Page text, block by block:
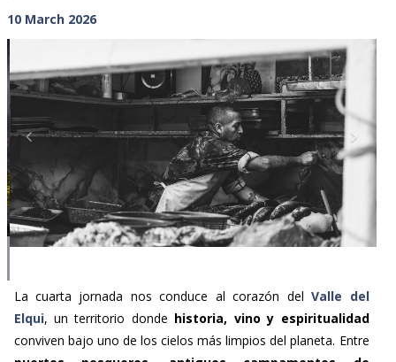
10 March 2026
Next
conviven bajo uno de los cielos más limpios del planeta. Entre
puertos pesqueros, antiguos campamentos de
conquista y viñedos de altura, la luz vuelve a ser